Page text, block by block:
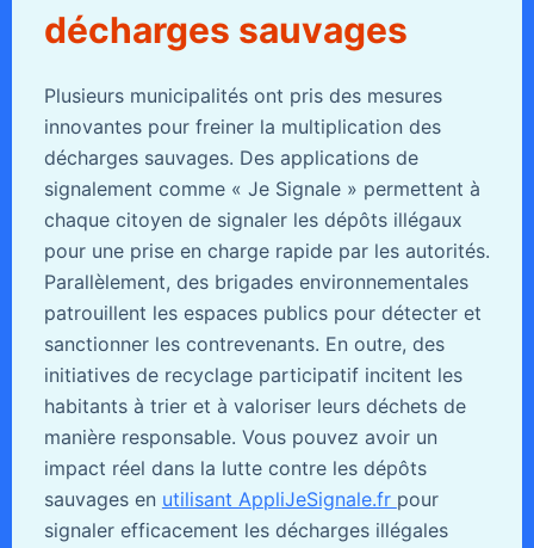
décharges sauvages
Plusieurs municipalités ont pris des mesures
innovantes pour freiner la multiplication des
décharges sauvages. Des applications de
signalement comme « Je Signale » permettent à
chaque citoyen de signaler les dépôts illégaux
pour une prise en charge rapide par les autorités.
Parallèlement, des brigades environnementales
patrouillent les espaces publics pour détecter et
sanctionner les contrevenants. En outre, des
initiatives de recyclage participatif incitent les
habitants à trier et à valoriser leurs déchets de
manière responsable. Vous pouvez avoir un
impact réel dans la lutte contre les dépôts
sauvages en utilisant AppliJeSignale.fr pour
signaler efficacement les décharges illégales